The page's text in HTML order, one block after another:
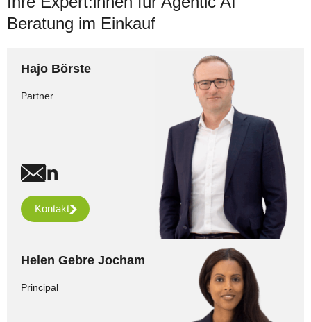
Beratung im Einkauf
Hajo Börste
Partner
Kontakt
Helen Gebre Jocham
Principal